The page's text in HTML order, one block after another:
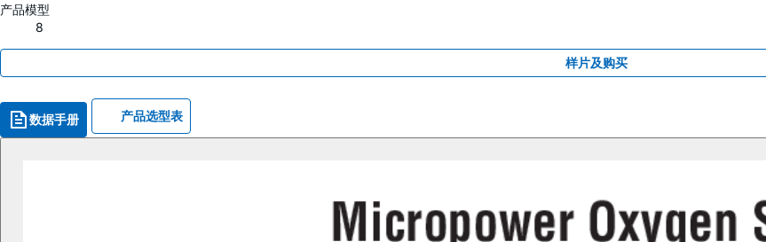
产品模型
8
样片及购买
数据手册 产品选型表